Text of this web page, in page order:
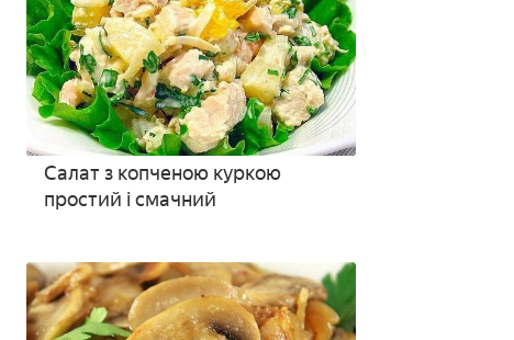
Салат з копченою куркою
простий і смачний